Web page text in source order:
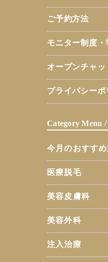
ご予約方法
モニター制度・
オープンチャッ
プライバシーポ
Category Menu
今月のおすす
医療脱毛
美容皮膚科
美容外科
注入治療